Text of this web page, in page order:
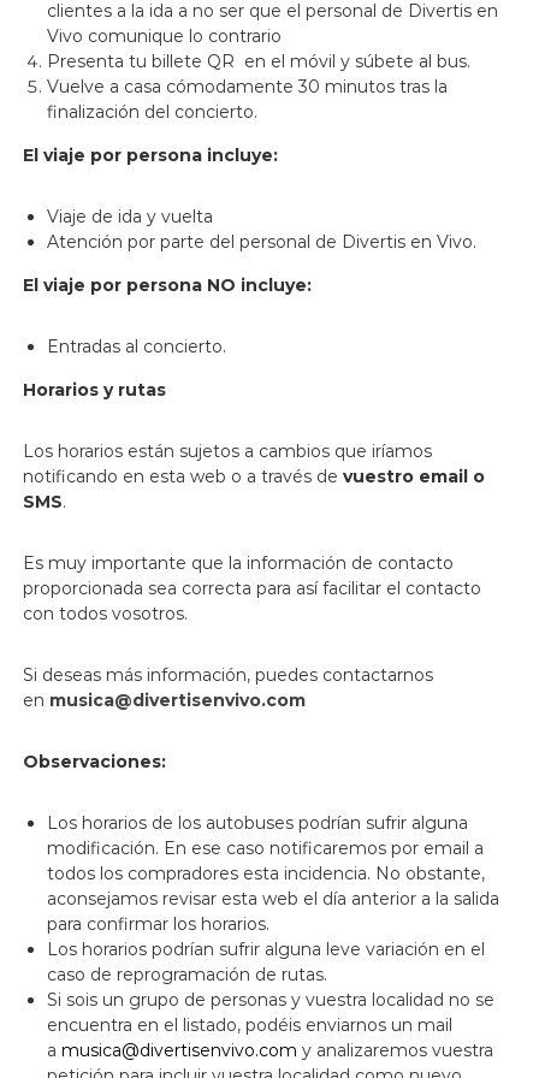
clientes a la ida a no ser que el personal de Divertis en
Vivo comunique lo contrario
Presenta tu billete QR en el móvil y súbete al bus.
Vuelve a casa cómodamente 30 minutos tras la
finalización del concierto.
El viaje por persona incluye:
Viaje de ida y vuelta
Atención por parte del personal de Divertis en Vivo.
El viaje por persona NO incluye:
Entradas al concierto.
Horarios y rutas
Los horarios están sujetos a cambios que iríamos
notificando en esta web o a través de vuestro email o
SMS.
Es muy importante que la información de contacto
proporcionada sea correcta para así facilitar el contacto
con todos vosotros.
Si deseas más información, puedes contactarnos
en musica@divertisenvivo.com
Observaciones:
Los horarios de los autobuses podrían sufrir alguna
modificación. En ese caso notificaremos por email a
todos los compradores esta incidencia. No obstante,
aconsejamos revisar esta web el día anterior a la salida
para confirmar los horarios.
Los horarios podrían sufrir alguna leve variación en el
caso de reprogramación de rutas.
Si sois un grupo de personas y vuestra localidad no se
encuentra en el listado, podéis enviarnos un mail
a musica@divertisenvivo.com y analizaremos vuestra